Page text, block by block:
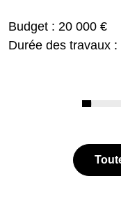
Budget : 20 000 €
Durée des travaux